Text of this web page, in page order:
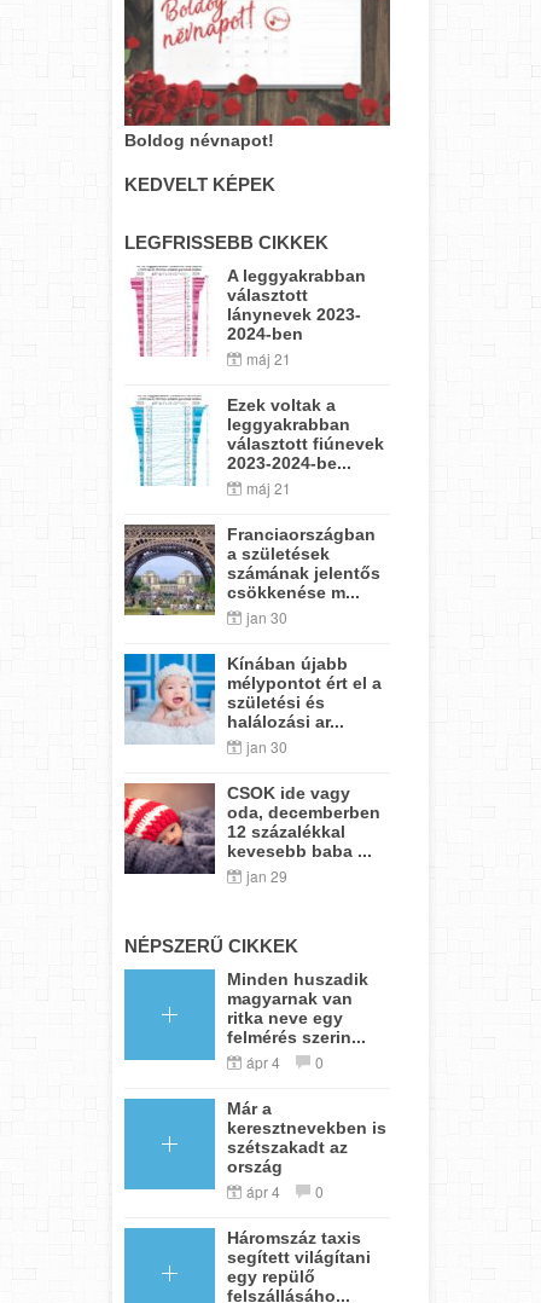
Boldog névnapot!
KEDVELT KÉPEK
LEGFRISSEBB CIKKEK
A leggyakrabban
választott
lánynevek 2023-
2024-ben
máj 21
Ezek voltak a
leggyakrabban
választott fiúnevek
2023-2024-be...
máj 21
Franciaországban
a születések
számának jelentős
csökkenése m...
jan 30
Kínában újabb
mélypontot ért el a
születési és
halálozási ar...
jan 30
CSOK ide vagy
oda, decemberben
12 százalékkal
kevesebb baba ...
jan 29
NÉPSZERŰ CIKKEK
Minden huszadik
magyarnak van
ritka neve egy
felmérés szerin...
ápr 4 0
Már a
keresztnevekben is
szétszakadt az
ország
ápr 4 0
Háromszáz taxis
segített világítani
egy repülő
felszállásáho...